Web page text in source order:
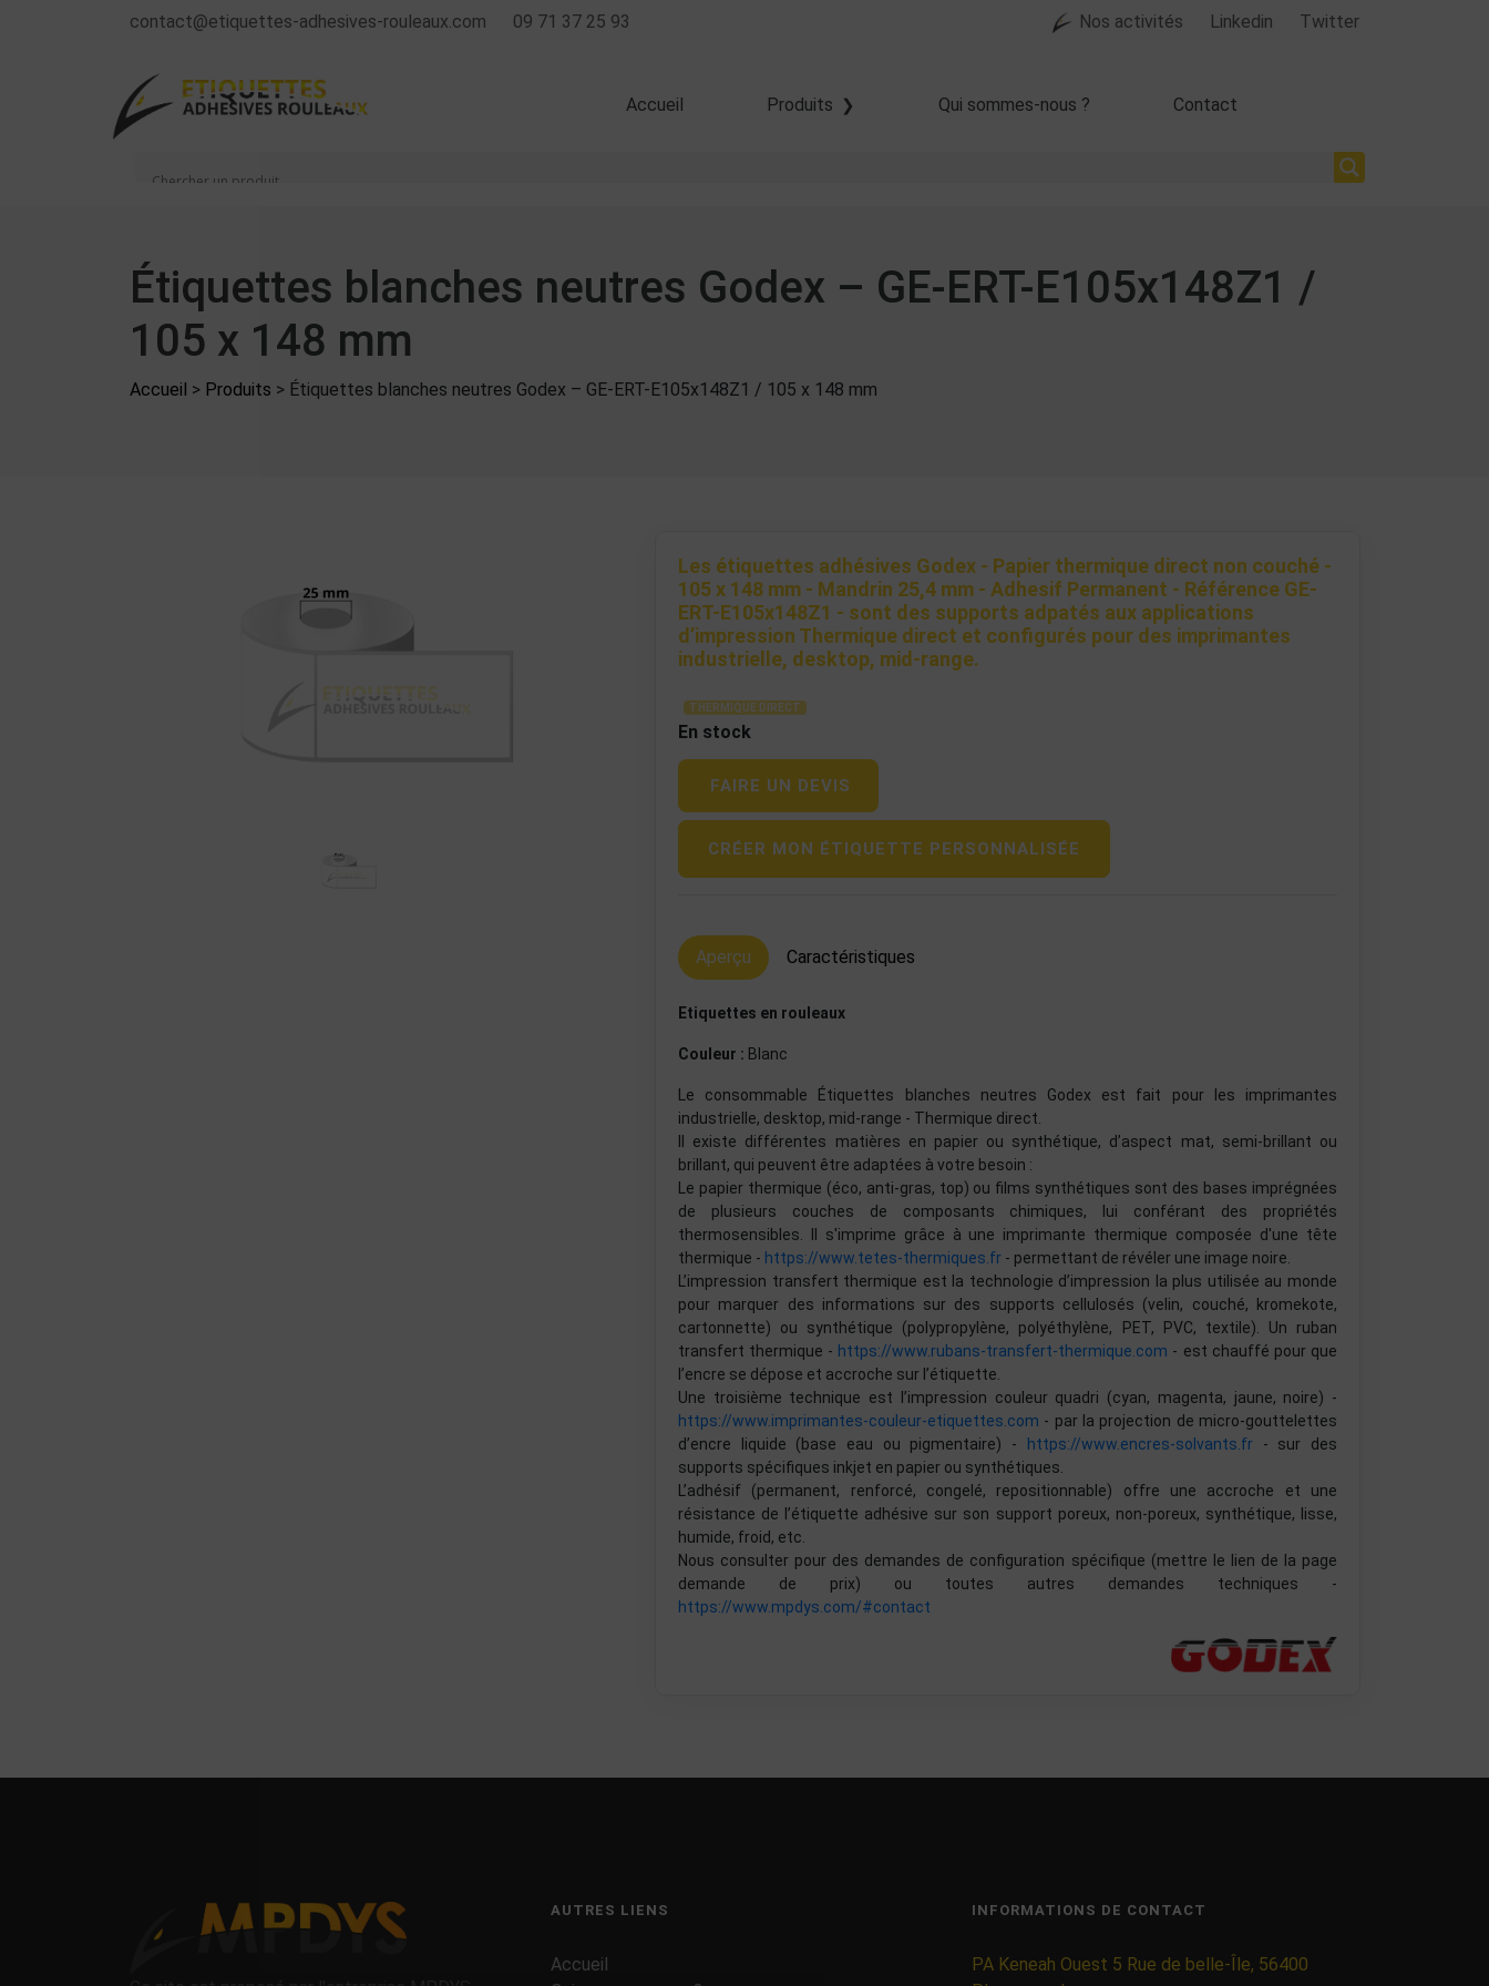
contact@etiquettes-adhesives-rouleaux.com 09 71 37 25 93 Nos activités Linkedin Twitter
Accueil Produits Qui sommes-nous ? Contact
Étiquettes blanches neutres Godex – GE-ERT-E105x148Z1 /
105 x 148 mm
Accueil > Produits > Étiquettes blanches neutres Godex – GE-ERT-E105x148Z1 / 105 x 148 mm
Les étiquettes adhésives Godex - Papier thermique direct non couché -
105 x 148 mm - Mandrin 25,4 mm - Adhesif Permanent - Référence GE-
ERT-E105x148Z1 - sont des supports adpatés aux applications
d’impression Thermique direct et configurés pour des imprimantes
industrielle, desktop, mid-range.
THERMIQUE DIRECT
En stock
FAIRE UN DEVIS
CRÉER MON ÉTIQUETTE PERSONNALISÉE
Aperçu Caractéristiques
Etiquettes en rouleaux
Couleur : Blanc
Le consommable Étiquettes blanches neutres Godex est fait pour les imprimantes
industrielle, desktop, mid-range - Thermique direct.
Il existe différentes matières en papier ou synthétique, d’aspect mat, semi-brillant ou
brillant, qui peuvent être adaptées à votre besoin :
Le papier thermique (éco, anti-gras, top) ou films synthétiques sont des bases imprégnées
de plusieurs couches de composants chimiques, lui conférant des propriétés
thermosensibles. Il s'imprime grâce à une imprimante thermique composée d'une tête
thermique - https://www.tetes-thermiques.fr - permettant de révéler une image noire.
L’impression transfert thermique est la technologie d’impression la plus utilisée au monde
pour marquer des informations sur des supports cellulosés (velin, couché, kromekote,
cartonnette) ou synthétique (polypropylène, polyéthylène, PET, PVC, textile). Un ruban
transfert thermique - https://www.rubans-transfert-thermique.com - est chauffé pour que
l’encre se dépose et accroche sur l’étiquette.
Une troisième technique est l’impression couleur quadri (cyan, magenta, jaune, noire) -
https://www.imprimantes-couleur-etiquettes.com - par la projection de micro-gouttelettes
d’encre liquide (base eau ou pigmentaire) -
https://www.encres-solvants.fr- sur des
supports spécifiques inkjet en papier ou synthétiques.
L’adhésif (permanent, renforcé, congelé, repositionnable) offre une accroche et une
résistance de l’étiquette adhésive sur son support poreux, non-poreux, synthétique, lisse,
humide, froid, etc.
Nous consulter pour des demandes de configuration spécifique (mettre le lien de la page
demande de prix) ou toutes autres demandes techniques -
https://www.mpdys.com/#contact
AUTRES LIENS
Accueil
INFORMATIONS DE CONTACT
PA Keneah Ouest 5 Rue de belle-Île, 56400